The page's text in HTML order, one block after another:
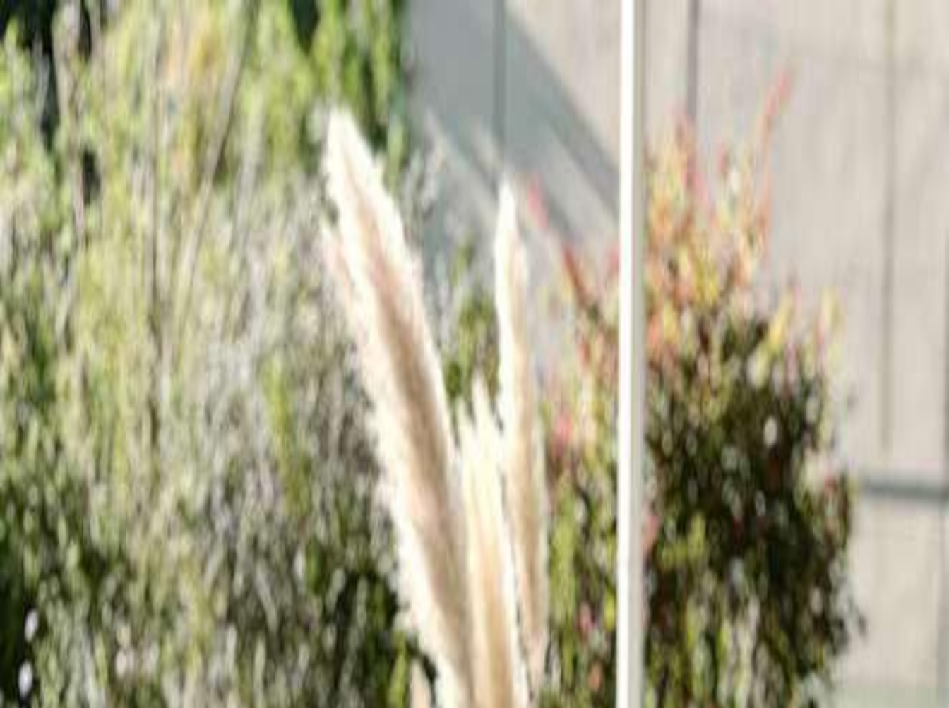
Sube tu espacio
Inicio